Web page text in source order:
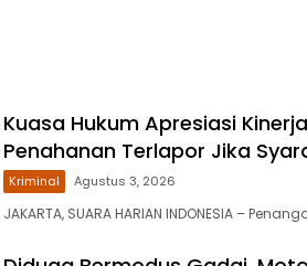
Kuasa Hukum Apresiasi
Penahanan Terlapor Jika
Kriminal Agustus 3, 2026
JAKARTA, SUARA HARIAN INDONESIA –